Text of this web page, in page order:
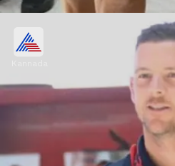
ಆರ್‌ಸಿಬಿಗೆ
ಮುಂದಿನ 5 ಪಂದ್ಯಗಳಲ್ಲಿ
ರಾಜಸ್ಥಾನ ಹಾಗೂ